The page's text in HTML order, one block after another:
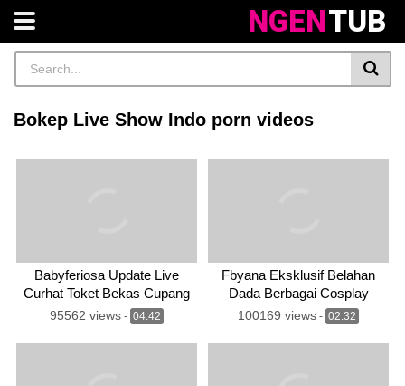
NGENTUB
Bokep Live Show Indo porn videos
Babyferiosa Update Live
Curhat Toket Bekas Cupang
95562 views - 04:42
Fbyana Eksklusif Belahan
Dada Berbagai Cosplay
Instagram
100169 views - 02:32